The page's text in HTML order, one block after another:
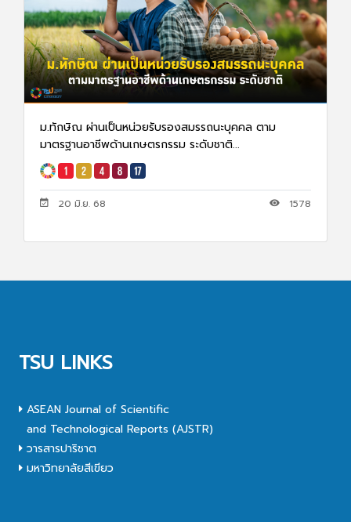
ม.ทักษิณ ผ่านเป็นหน่วยรับรองสมรรถนะบุคคล ตาม
มาตรฐานอาชีพด้านเกษตรกรรม ระดับชาติ...
20 มิ.ย. 68 1578
TSU LINKS
ASEAN Journal of Scientific
and Technological Reports (AJSTR)
วารสารปาริชาต
มหาวิทยาลัยสีเขียว